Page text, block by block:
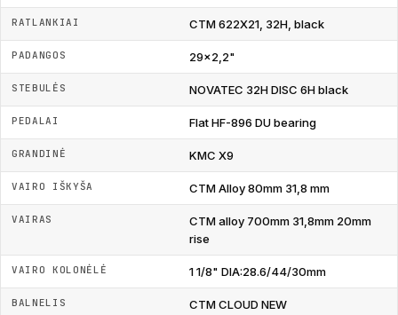
RATLANKIAI CTM 622X21, 32H, black
PADANGOS 29x2,2"
STEBULĖS NOVATEC 32H DISC 6H black
PEDALAI Flat HF-896 DU bearing
GRANDINĖ KMC X9
VAIRO IŠKYŠA CTM Alloy 80mm 31,8 mm
VAIRAS
CTM alloy 700mm 31,8mm 20mm
rise
VAIRO KOLONĖLĖ 1 1/8" DIA:28.6/44/30mm
BALNELIS CTM CLOUD NEW